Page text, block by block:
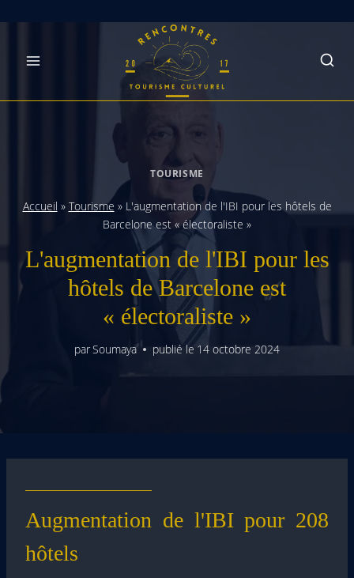
TOURISME
Accueil » Tourisme » L'augmentation de l'IBI pour les hôtels de
Barcelone est « électoraliste »
L'augmentation de l'IBI pour les
hôtels de Barcelone est
« électoraliste »
parSoumaya publié le 14 octobre 2024
Augmentation de l'IBI pour 208
hôtels